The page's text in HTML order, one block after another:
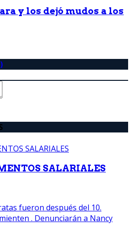
y los dejó mudos a los
SALARIALES